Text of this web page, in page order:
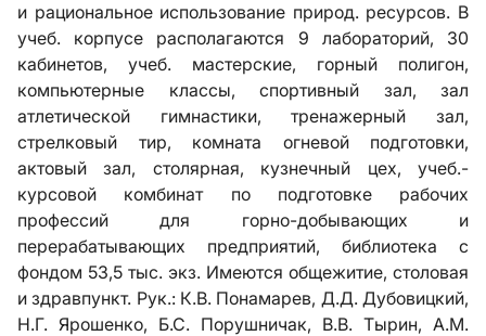
и рациональное использование природ. ресурсов. В
учеб. корпусе располагаются 9 лабораторий, 30
кабинетов, учеб. мастерские, горный полигон,
компьютерные классы, спортивный зал, зал
атлетической гимнастики, тренажерный зал,
стрелковый тир, комната огневой подготовки,
актовый зал, столярная, кузнечный цех, учеб.-
курсовой комбинат по подготовке рабочих
профессий для горно-добывающих и
перерабатывающих предприятий, библиотека с
фондом 53,5 тыс. экз. Имеются общежитие, столовая
и здравпункт. Рук.: К.В. Понамарев, Д.Д. Дубовицкий,
Н.Г. Ярошенко, Б.С. Порушничак, В.В. Тырин, А.М.